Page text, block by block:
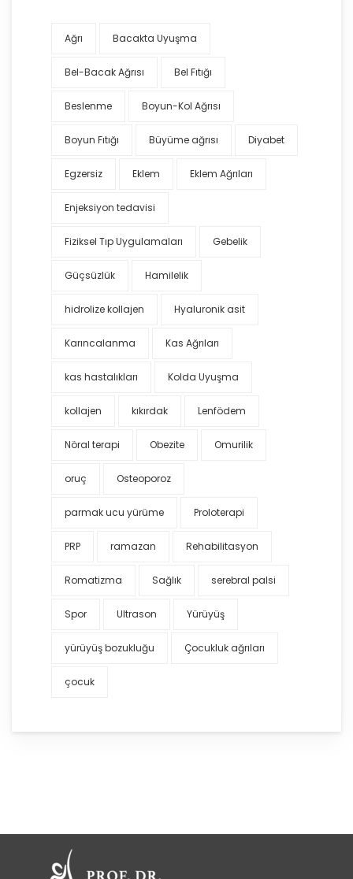
Ağrı Bacakta Uyuşma
Bel-Bacak Ağrısı Bel Fıtığı
Beslenme Boyun-Kol Ağrısı
Boyun Fıtığı Büyüme ağrısı Diyabet
Egzersiz Eklem Eklem Ağrıları
Enjeksiyon tedavisi
Fiziksel Tıp Uygulamaları Gebelik
Güçsüzlük Hamilelik
hidrolize kollajen Hyaluronik asit
Karıncalanma Kas Ağrıları
kas hastalıkları Kolda Uyuşma
kollajen kıkırdak Lenfödem
Nöral terapi Obezite Omurilik
oruç Osteoporoz
parmak ucu yürüme Proloterapi
PRP ramazan Rehabilitasyon
Romatizma Sağlık serebral palsi
Spor Ultrason Yürüyüş
yürüyüş bozukluğu Çocukluk ağrıları
çocuk